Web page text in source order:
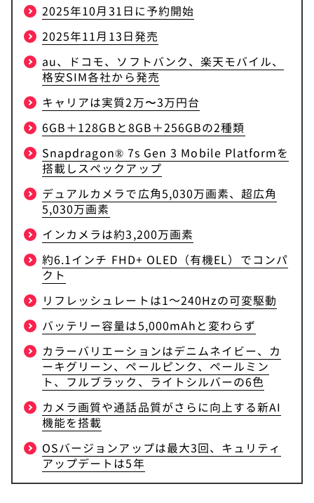
2025年10月31日に予約開始
2025年11月13日発売
au、ドコモ、ソフトバンク、楽天モバイル、
格安SIM各社から発売
キャリアは実質2万〜3万円台
6GB＋128GBと8GB＋256GBの2種類
Snapdragon® 7s Gen 3 Mobile Platformを
搭載しスペックアップ
デュアルカメラで広角5,030万画素、超広角
5,030万画素
インカメラは約3,200万画素
約6.1インチ FHD+ OLED（有機EL）でコンパ
クト
リフレッシュレートは1～240Hzの可変駆動
バッテリー容量は5,000mAhと変わらず
カラーバリエーションはデニムネイビー、カ
ーキグリーン、ペールピンク、ペールミン
ト、フルブラック、ライトシルバーの6色
カメラ画質や通話品質がさらに向上する新AI
機能を搭載
OSバージョンアップは最大3回、キュリティ
アップデートは5年